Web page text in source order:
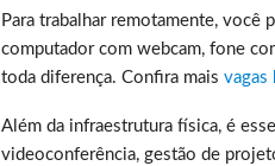
Para trabalhar remotamente, você
computador com webcam, fone
toda diferença. Confira mais vagas
Além da infraestrutura física, é
videoconferência, gestão de